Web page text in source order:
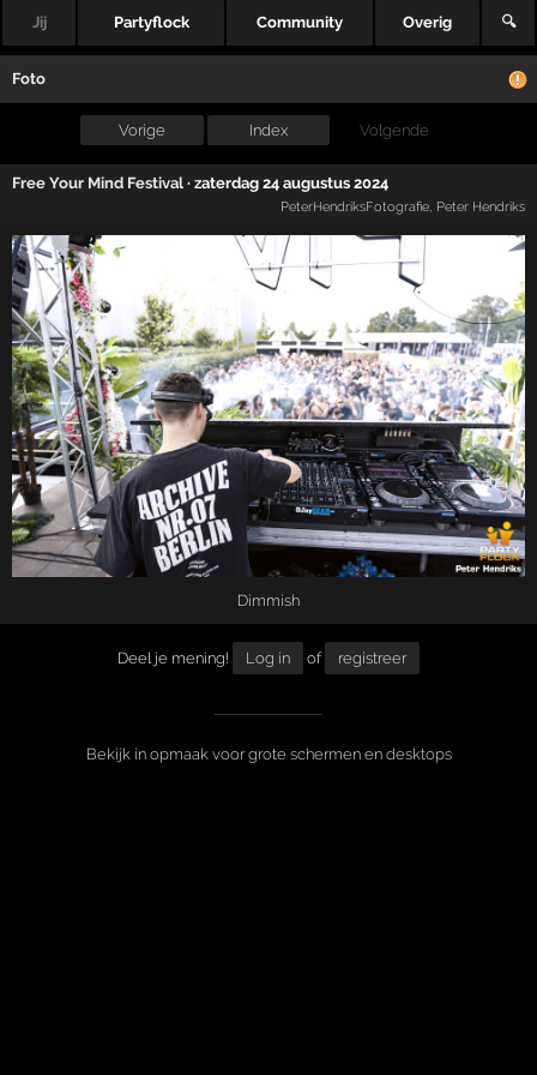
Jij Partyflock Community Overig 🔍
Foto
Vorige Index Volgende
Free Your Mind Festival ·zaterdag 24 augustus 2024
PeterHendriksFotografie, Peter Hendriks
Dimmish
Deel je mening! Log in of registreer
Bekijk in opmaak voor grote schermen en desktops